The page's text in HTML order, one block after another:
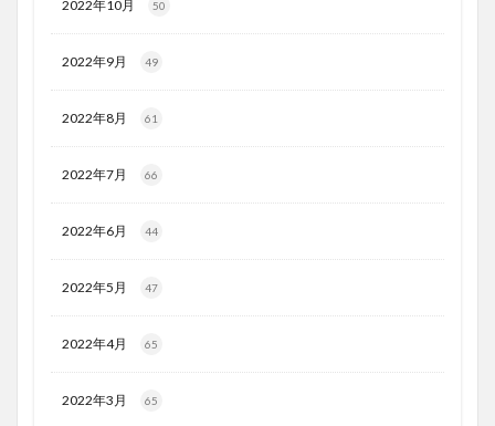
2022年10月 50
2022年9月 49
2022年8月 61
2022年7月 66
2022年6月 44
2022年5月 47
2022年4月 65
2022年3月 65